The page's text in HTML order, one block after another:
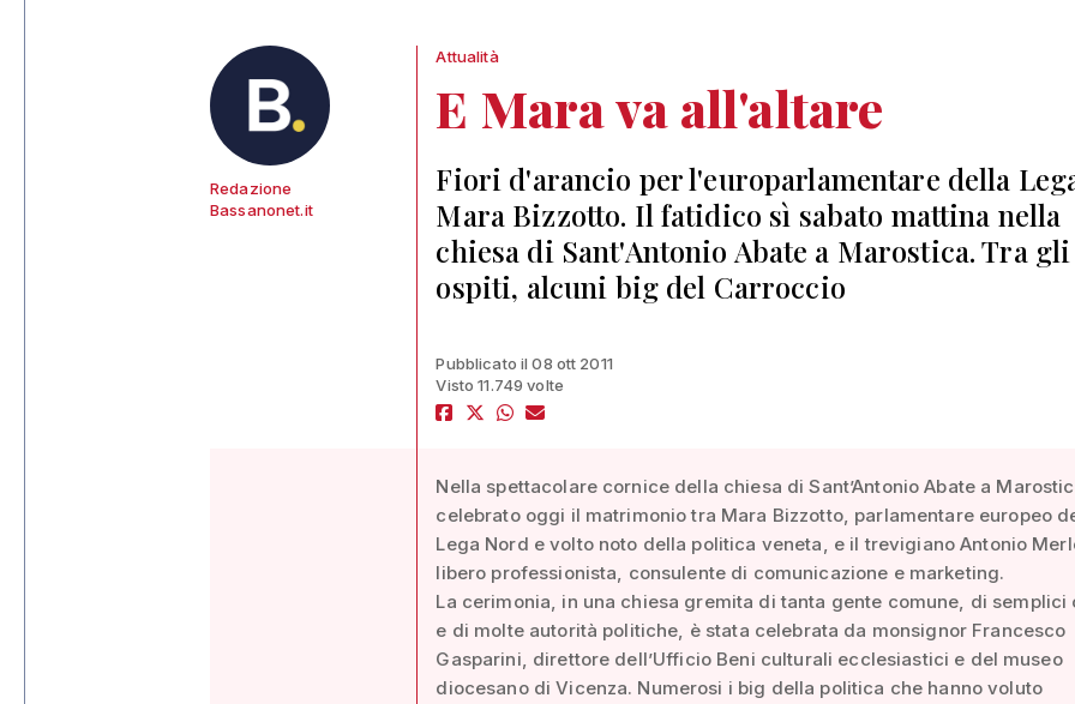
Redazione
Bassanonet.it
Attualità
E Mara va all'altare
Fiori d'arancio per l'europarlamentare della
Mara Bizzotto. Il fatidico sì sabato mattina nella
chiesa di Sant'Antonio Abate a Marostica. Tra gli
ospiti, alcuni big del Carroccio
Pubblicato il 08 ott 2011
Visto 11.749 volte
Nella spettacolare cornice della chiesa di Sant’Antonio Abate a
celebrato oggi il matrimonio tra Mara Bizzotto, parlamentare europeo
Lega Nord e volto noto della politica veneta, e il trevigiano Antonio
libero professionista, consulente di comunicazione e marketing.
La cerimonia, in una chiesa gremita di tanta gente comune, di semplici
e di molte autorità politiche, è stata celebrata da monsignor Francesco
Gasparini, direttore dell’Ufficio Beni culturali ecclesiastici e del museo
diocesano di Vicenza. Numerosi i big della politica che hanno voluto